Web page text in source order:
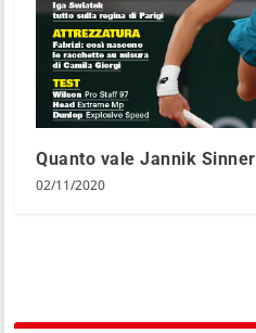
Quanto vale Jannik Sinner
02/11/2020